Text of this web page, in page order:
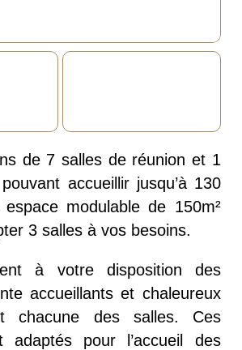
de 7 salles de réunion et 1
accueillir jusqu’à 130
modulable de 150m²
3 salles à vos besoins.
à votre disposition des
accueillants et chaleureux
chacune des salles. Ces
adaptés pour l’accueil des